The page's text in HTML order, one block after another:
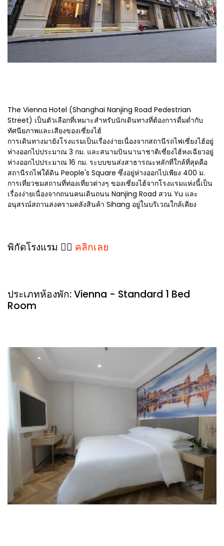
The Vienna Hotel (Shanghai Nanjing Road Pedestrian
Street) เป็นตัวเลือกที่เหมาะสำหรับนักเดินทางที่ต้องการดื่มด่ำกับ
ทัศนียภาพและเสียงของเซี่ยงไฮ้
การเดินทางมายังโรงแรมเป็นเรื่องง่ายเนื่องจากสถานีรถไฟเซี่ยงไฮ้อยู่
ห่างออกไปประมาณ 3 กม. และสนามบินนานาชาติเซี่ยงไฮ้หงเฉียวอยู่
ห่างออกไปประมาณ 16 กม. ระบบขนส่งสาธารณะหลักที่ใกล้ที่สุดคือ
สถานีรถไฟใต้ดิน People's Square ซึ่งอยู่ห่างออกไปเพียง 400 ม.
การเที่ยวชมสถานที่ท่องเที่ยวต่างๆ ของเซี่ยงไฮ้จากโรงแรมแห่งนี้เป็น
เรื่องง่ายเนื่องจากถนนคนเดินถนน Nanjing Road สวน Yu และ
อนุสรณ์สถานสงครามคลังสินค้า Sihang อยู่ในบริเวณใกล้เคียง
พิกัดโรงแรม 👉🏻 คลิกเลย
ประเภทห้องพัก: Vienna - Standard 1 Bed
Room